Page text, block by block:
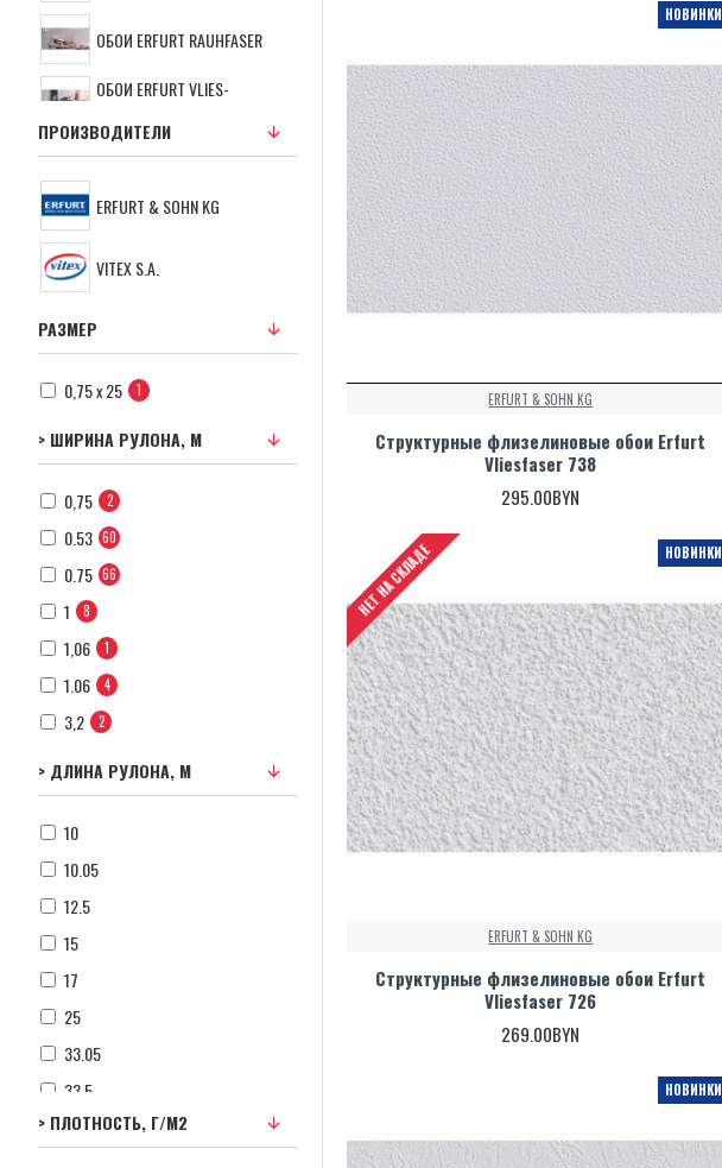
ОБОИ ERFURT RAUHFASER
ОБОИ ERFURT VLIES-
ОБОИ ERFURT NOVABOSS
СИСТЕМА KLIMATEC
КРАСКИ VITEX ГРЕЦИЯ
ПРОИЗВОДИТЕЛИ
ERFURT & SOHN KG
VITEX S.A.
> ШИРИНА РУЛОНА, М
0,75 2
0.53 60
0.75 66
1 8
1,06 1
1.06 4
3,2 2
> ДЛИНА РУЛОНА, М
10
10.05
12.5
15
17
25
33.05
33.5
40
> ПЛОТНОСТЬ, Г/М2
РАЗМЕР
0,75 х 25 1
НОВИНКИ
ERFURT & SOHN KG
Структурные флизелиновые обои Erfurt
Vliesfaser 738
295.00BYN
НОВИНКИ
НЕТ НА СКЛАДЕ
ERFURT & SOHN KG
Структурные флизелиновые обои Erfurt
Vliesfaser 726
269.00BYN
НОВИНКИ